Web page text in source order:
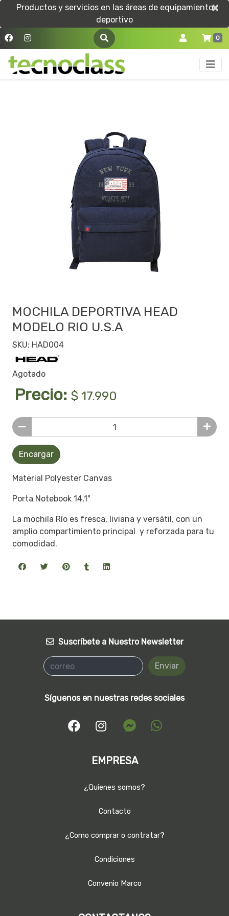
Productos y servicios en las áreas de equipamiento
deportivo
×
×
0
MOCHILA DEPORTIVA HEAD
MODELO RIO U.S.A
SKU: HAD004
Agotado
Precio: $ 17.990
Encargar
Material Polyester Canvas
Porta Notebook 14,1"
La mochila Río es fresca, liviana y versátil, con un
amplio compartimiento principal y reforzada para tu
comodidad.
Suscríbete a Nuestro Newsletter
Enviar
Síguenos en nuestras redes sociales
EMPRESA
¿Quienes somos?
Contacto
¿Como comprar o contratar?
Condiciones
Convenio Marco